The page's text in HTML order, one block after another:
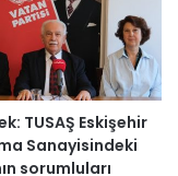
TUSAŞ Eskişehir
Sanayisindeki
sorumluları